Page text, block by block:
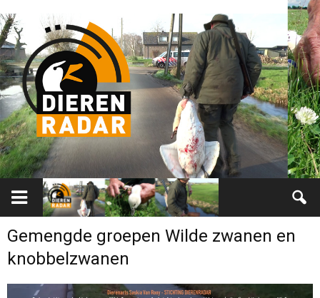
Gemengde groepen Wilde zwanen en
knobbelzwanen